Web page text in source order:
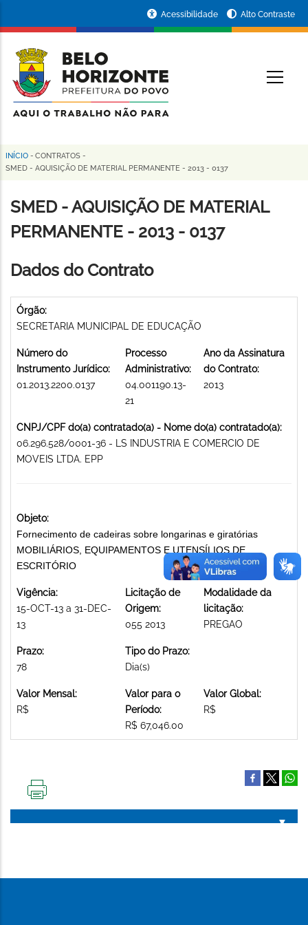
conteúdo
principal
da
Prefeitura
de
Horizonte
Acessibilidade Alto Contraste
Trilha
navegação
INÍCIO - CONTRATOS -
SMED - AQUISIÇÃO DE MATERIAL PERMANENTE - 2013 - 0137
SMED - AQUISIÇÃO DE MATERIAL
PERMANENTE - 2013 - 0137
Dados do Contrato
Órgão:
SECRETARIA MUNICIPAL DE EDUCAÇÃO
Número do
Instrumento Jurídico:
01.2013.2200.0137
Processo
Administrativo:
04.001190.13-
21
Ano da Assinatura
do Contrato:
2013
CNPJ/CPF do(a) contratado(a) - Nome do(a) contratado(a):
06.296.528/0001-36 - LS INDUSTRIA E COMERCIO DE
MOVEIS LTDA. EPP
Objeto:
Fornecimento de cadeiras sobre longarinas e giratórias
MOBILIÁRIOS, EQUIPAMENTOS E UTENSÍLIOS DE
ESCRITÓRIO
Vigência:
15-OCT-13 a 31-DEC-
13
Licitação de
Origem:
055 2013
Modalidade da
licitação:
PREGAO
Prazo:
78
Tipo do Prazo:
Dia(s)
Valor Mensal:
R$
Valor para o
Período:
R$ 67,046.00
Valor Global:
R$
PÁGINA